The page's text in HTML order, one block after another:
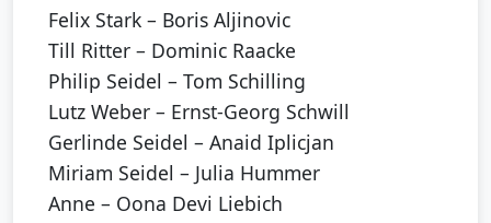
Felix Stark – Boris Aljinovic
Till Ritter – Dominic Raacke
Philip Seidel – Tom Schilling
Lutz Weber – Ernst-Georg Schwill
Gerlinde Seidel – Anaid Iplicjan
Miriam Seidel – Julia Hummer
Anne – Oona Devi Liebich